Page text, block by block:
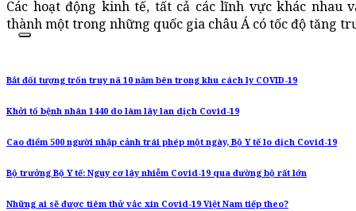
Các hoạt động kinh tế, tất cả các lĩnh vực khác nhau
thành một trong những quốc gia châu Á có tốc độ tăng
Bắt đối tượng trốn truy nã 10 năm bên trong khu cách ly COVID-19
Khởi tố bệnh nhân 1440 do làm lây lan dịch Covid-19
Cao điểm 500 người nhập cảnh trái phép một ngày, Bộ Y tế lo dịch Covid-19
Bộ trưởng Bộ Y tế: Nguy cơ lây nhiễm Covid-19 qua đường bộ rất lớn
Những ai sẽ được tiêm thử vắc xin Covid-19 Việt Nam tiếp theo?